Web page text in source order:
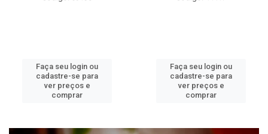
Faça seu login ou
cadastre-se para
ver preços e
comprar
Faça seu login ou
cadastre-se para
ver preços e
comprar